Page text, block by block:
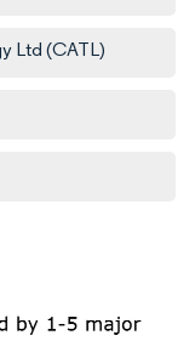
Ltd (CATL)